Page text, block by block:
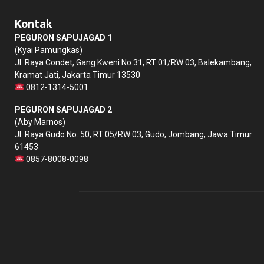
Kontak
PEGURON SAPUJAGAD 1
(Kyai Pamungkas)
Jl. Raya Condet, Gang Kweni No.31, RT 01/RW 03, Balekambang,
Kramat Jati, Jakarta Timur 13530
0812-1314-5001
PEGURON SAPUJAGAD 2
(Aby Marnos)
Jl. Raya Gudo No. 50, RT 05/RW 03, Gudo, Jombang, Jawa Timur
61453
0857-8008-0098